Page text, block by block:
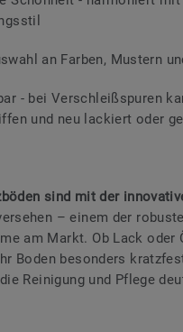
an Farben, Mustern
- bei Verschleißspuren
und neu lackiert oder
sind mit der
– einem der
am Markt. Ob Lack oder
Boden besonders
Reinigung und Pflege